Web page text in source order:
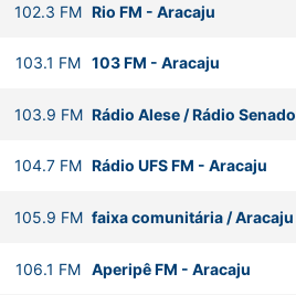
102.3 FM Rio FM - Aracaju
103.1 FM 103 FM - Aracaju
103.9 FM Rádio Alese / Rádio Senado
104.7 FM Rádio UFS FM - Aracaju
105.9 FM faixa comunitária / Aracaju
106.1 FM Aperipê FM - Aracaju